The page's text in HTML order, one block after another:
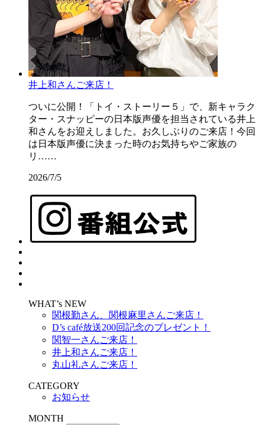
井上和さんご来店！
ついに公開！「トイ・ストーリー５」で、新キャラク
ター・スナッピーの日本版声優を担当されている井上
和さんをお迎えしました。お久しぶりのご来店！今回
は日本版声優に決まった時のお気持ちやご家族の
リ……
2026/7/5
WHAT’s NEW
関根勤さん、関根麻里さんご来店！
D’s café放送200回記念のプレゼント！
関智一さんご来店！
井上和さんご来店！
丸山礼さんご来店！
CATEGORY
お知らせ
MONTH